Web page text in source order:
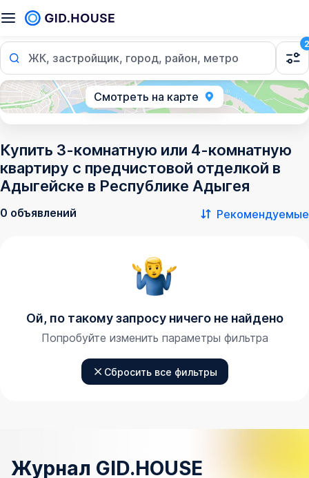
ЖК, застройщик, город, район, метро
2
Смотреть на карте
Купить 3-комнатную или 4-комнатную
квартиру с предчистовой отделкой в
Адыгейске в Республике Адыгея
0 объявлений Рекомендуемые
Ой, по такому запросу ничего не найдено
Попробуйте изменить параметры фильтра
Сбросить все фильтры
Журнал GID.HOUSE